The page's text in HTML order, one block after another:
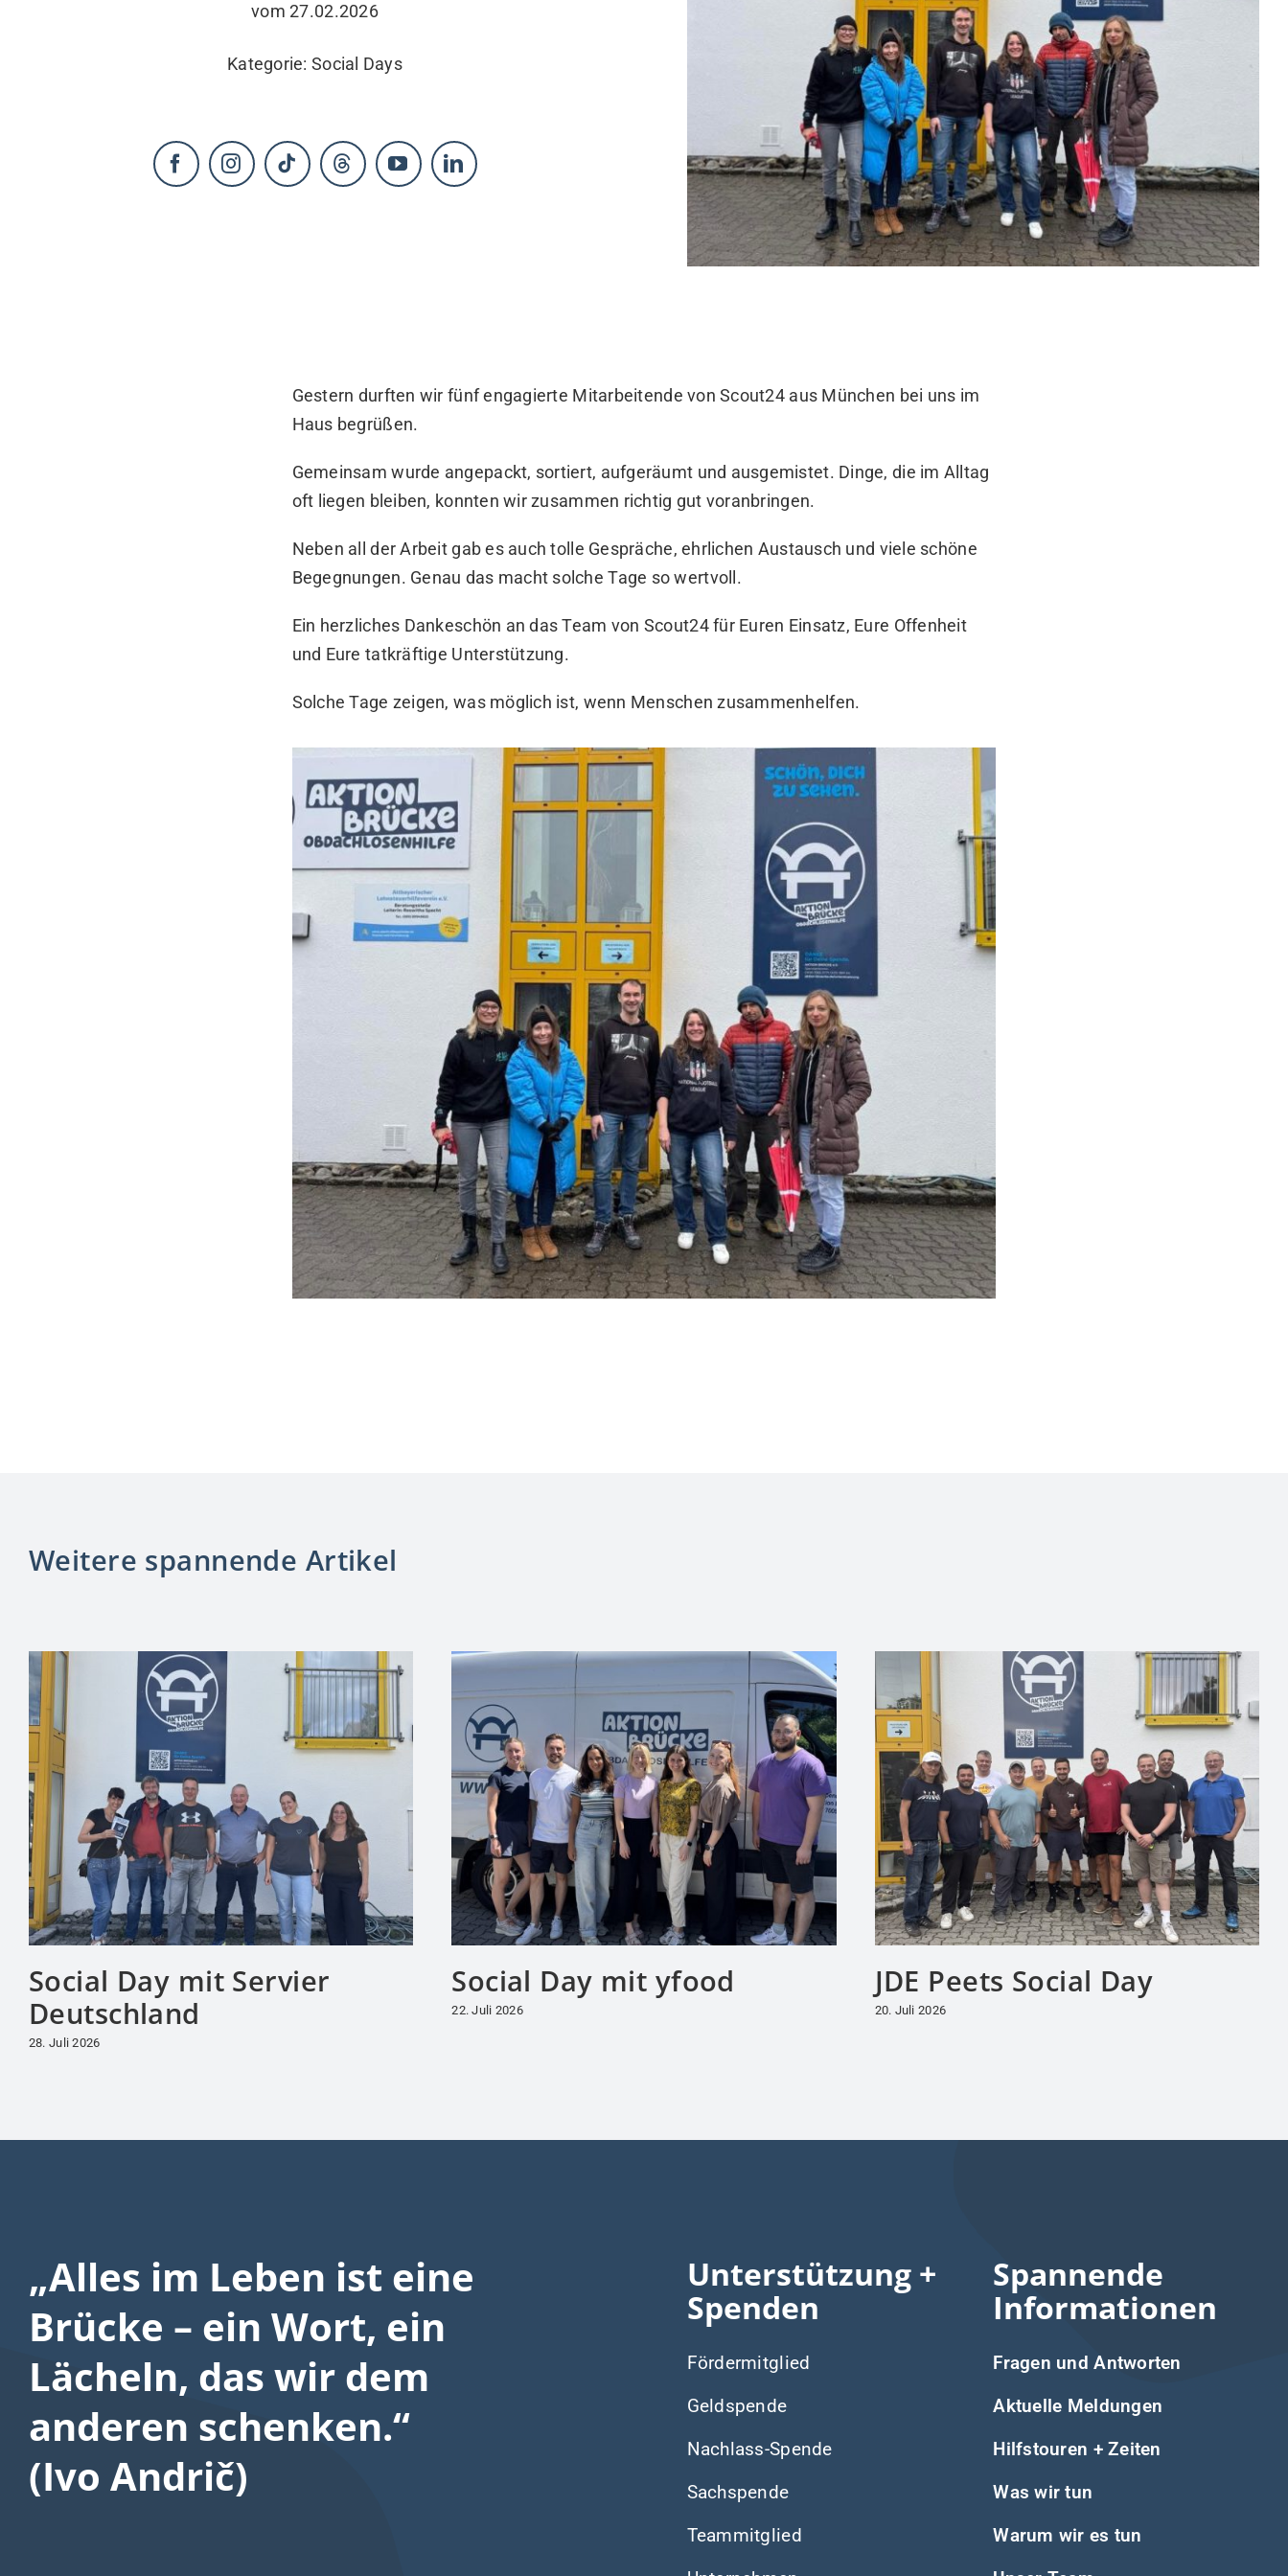
vom 27.02.2026
Kategorie:Social Days
Gestern durften wir fünf engagierte Mitarbeitende von Scout24 aus München bei uns im
Haus begrüßen.
Gemeinsam wurde angepackt, sortiert, aufgeräumt und ausgemistet. Dinge, die im Alltag
oft liegen bleiben, konnten wir zusammen richtig gut voranbringen.
Neben all der Arbeit gab es auch tolle Gespräche, ehrlichen Austausch und viele schöne
Begegnungen. Genau das macht solche Tage so wertvoll.
Ein herzliches Dankeschön an das Team von Scout24 für Euren Einsatz, Eure Offenheit
und Eure tatkräftige Unterstützung.
Solche Tage zeigen, was möglich ist, wenn Menschen zusammenhelfen.
Weitere spannende Artikel
Social Day mit Servier
Deutschland
28. Juli 2026
Social Day mit yfood
22. Juli 2026
JDE Peets Social Day
20. Juli 2026
„Alles im Leben ist eine
Brücke – ein Wort, ein
Lächeln, das wir dem
anderen schenken.“
(Ivo Andrič)
Unterstützung +
Spenden
Fördermitglied
Geldspende
Nachlass-Spende
Sachspende
Teammitglied
Spannende
Informationen
Fragen und Antworten
Aktuelle Meldungen
Hilfstouren + Zeiten
Was wir tun
Warum wir es tun